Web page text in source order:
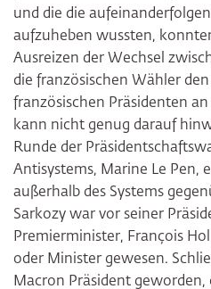
und die die
aufzuheben wussten,
Ausreizen der Wechsel
die französischen Wähler
französischen Präsidenten
kann nicht genug darauf
Runde der
Antisystems, Marine Le Pen,
außerhalb des Systems
Sarkozy war vor seiner
Premierminister, François
oder Minister gewesen.
Macron Präsident